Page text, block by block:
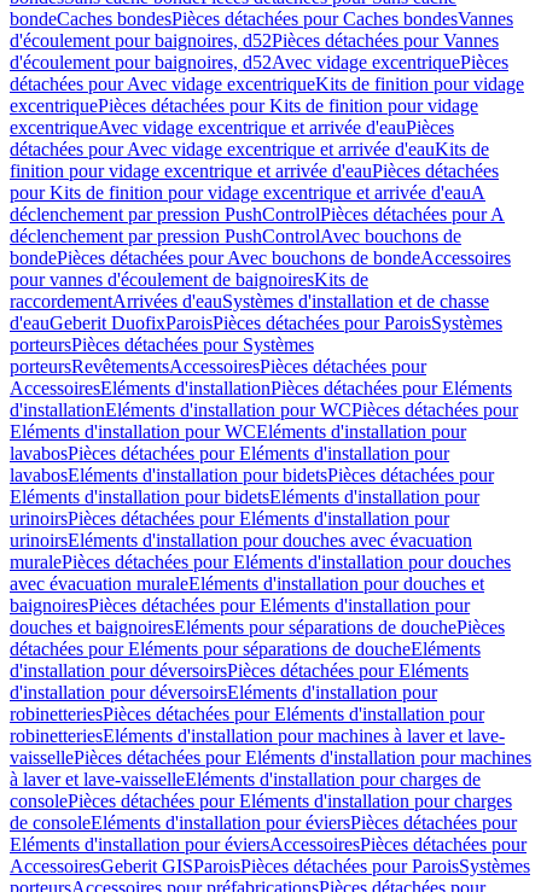
bondeCaches bondesPièces détachées pour Caches bondesVannes
d'écoulement pour baignoires, d52Pièces détachées pour Vannes
d'écoulement pour baignoires, d52Avec vidage excentriquePièces
détachées pour Avec vidage excentriqueKits de finition pour vidage
excentriquePièces détachées pour Kits de finition pour vidage
excentriqueAvec vidage excentrique et arrivée d'eauPièces
détachées pour Avec vidage excentrique et arrivée d'eauKits de
finition pour vidage excentrique et arrivée d'eauPièces détachées
pour Kits de finition pour vidage excentrique et arrivée d'eauA
déclenchement par pression PushControlPièces détachées pour A
déclenchement par pression PushControlAvec bouchons de
bondePièces détachées pour Avec bouchons de bondeAccessoires
pour vannes d'écoulement de baignoiresKits de
raccordementArrivées d'eauSystèmes d'installation et de chasse
d'eauGeberit DuofixParoisPièces détachées pour ParoisSystèmes
porteursPièces détachées pour Systèmes
porteursRevêtementsAccessoiresPièces détachées pour
AccessoiresEléments d'installationPièces détachées pour Eléments
d'installationEléments d'installation pour WCPièces détachées pour
Eléments d'installation pour WCEléments d'installation pour
lavabosPièces détachées pour Eléments d'installation pour
lavabosEléments d'installation pour bidetsPièces détachées pour
Eléments d'installation pour bidetsEléments d'installation pour
urinoirsPièces détachées pour Eléments d'installation pour
urinoirsEléments d'installation pour douches avec évacuation
muralePièces détachées pour Eléments d'installation pour douches
avec évacuation muraleEléments d'installation pour douches et
baignoiresPièces détachées pour Eléments d'installation pour
douches et baignoiresEléments pour séparations de douchePièces
détachées pour Eléments pour séparations de doucheEléments
d'installation pour déversoirsPièces détachées pour Eléments
d'installation pour déversoirsEléments d'installation pour
robinetteriesPièces détachées pour Eléments d'installation pour
robinetteriesEléments d'installation pour machines à laver et lave-
vaissellePièces détachées pour Eléments d'installation pour machines
à laver et lave-vaisselleEléments d'installation pour charges de
consolePièces détachées pour Eléments d'installation pour charges
de consoleEléments d'installation pour éviersPièces détachées pour
Eléments d'installation pour éviersAccessoiresPièces détachées pour
AccessoiresGeberit GISParoisPièces détachées pour ParoisSystèmes
porteursAccessoires pour préfabricationsPièces détachées pour